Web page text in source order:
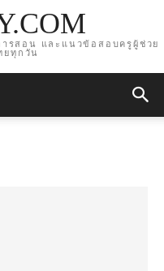
รสอน และแนวข้อสอบครูผู้ช่วย
ยทุกวัน